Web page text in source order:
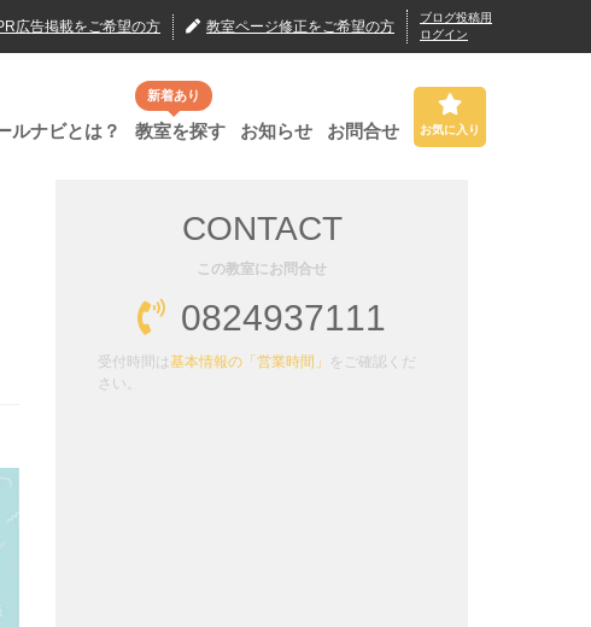
広告掲載をご希望の方 教室ページ修正をご希望の方
ブログ投稿用
ログイン
ルナビとは？
新着あり
教室を探す お知らせ お問合せ お気に入り
CONTACT
この教室にお問合せ
0824937111
受付時間は基本情報の「営業時間」
をご確認くだ
さい。